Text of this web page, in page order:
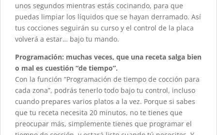
unos segundos mientras estás cocinando, para que
puedas limpiar los líquidos que se hayan derramado. Así
tus cocciones seguirán su curso y el control de la placa
volverá a estar… bajo tu mando.
Programación: muchas veces, que una receta salga bien
o mal es cuestión “de tiempo”.
Con la función “Programación de tiempo de cocción para
cada zona”, podrás tenerlo todo bajo tu control, incluso
cuando prepares varios platos a la vez. Porque si sabes
que tu receta necesita 20 minutos, no te tienes que
preocupar más, simplemente tienes que programar el